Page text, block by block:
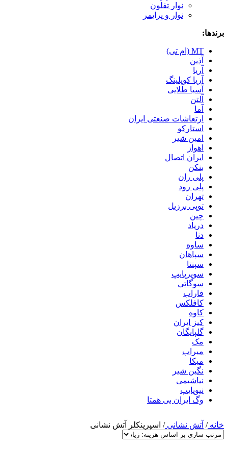
نوار تفلون
نوار و پرایمر
برندها:
MT (ام تی)
آذین
آریا
آریا کوپلینگ
آسیا طلایی
آلتن
آما
ارتعاشات صنعتی ایران
استارکو
امین شیر
اهواز
ایران اتصال
بنکن
پلی ران
پلی رود
تهران
توپی برزیل
چین
درپاد
دنا
ساوه
سپاهان
سپنتا
سوپرپایپ
سوگاتی
فاراب
کافلکس
کاوه
کیز ایران
گلپایگان
مک
میراب
میکا
نگین شیر
نیاشیمی
نیوپایپ
وگ ایران بی همتا
خانه/ آتش نشانی/ اسپرینکلر آتش نشانی